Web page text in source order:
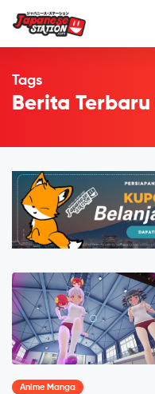
Tags
Berita Terbaru
Anime Manga